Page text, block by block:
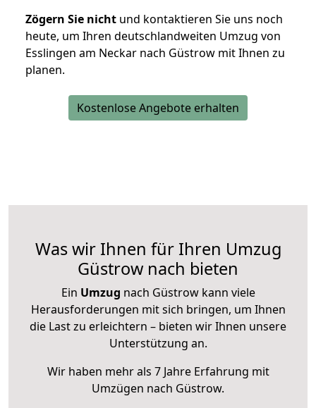
Zögern Sie nicht und kontaktieren Sie uns noch
heute, um Ihren deutschlandweiten Umzug von
Esslingen am Neckar nach Güstrow mit Ihnen zu
planen.
Kostenlose Angebote erhalten
Was wir Ihnen für Ihren Umzug
Güstrow nach bieten
Ein Umzug nach Güstrow kann viele
Herausforderungen mit sich bringen, um Ihnen
die Last zu erleichtern – bieten wir Ihnen unsere
Unterstützung an.
Wir haben mehr als 7 Jahre Erfahrung mit
Umzügen nach Güstrow.